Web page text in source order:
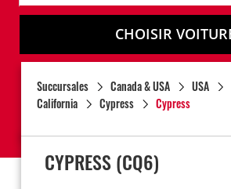
CHOISIR
Succursales Canada & USA
USA
California
Cypress Cypress
CYPRESS(CQ6)